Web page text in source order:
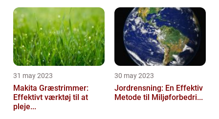
31 may 2023
Makita Græstrimmer:
Effektivt værktøj til at
pleje...
30 may 2023
Jordrensning: En Effektiv
Metode til Miljøforbedri...